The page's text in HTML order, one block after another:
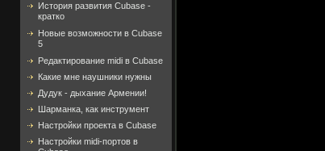
История развития Cubase -
кратко
Новые возможности в Cubase
5
Редактирование midi в Cubase
Какие мне наушники нужны
Дудук - дыхание Армении!
Шарманка, как инструмент
Настройки проекта в Cubase
Настройки midi-портов в